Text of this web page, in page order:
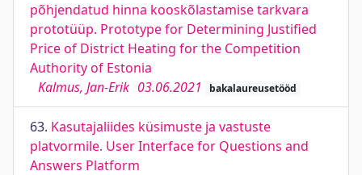
põhjendatud hinna kooskõlastamise tarkvara
prototüüp. Prototype for Determining Justified
Price of District Heating for the Competition
Authority of Estonia
Kalmus, Jan-Erik 03.06.2021 bakalaureusetööd
63. Kasutajaliides küsimuste ja vastuste
platvormile. User Interface for Questions and
Answers Platform